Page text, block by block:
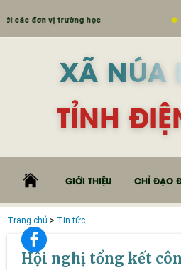
Về việc Thông báo thuốc giả Theophyllin
XÃ NÚA
TỈNH
GIỚI THIỆU CHỈ ĐẠO
Trang chủ > Tin tức
Hội nghị tổng kết